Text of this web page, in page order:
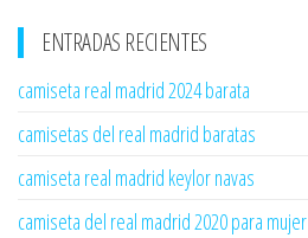
ENTRADAS RECIENTES
camiseta real madrid 2024 barata
camisetas del real madrid baratas
camiseta real madrid keylor navas
camiseta del real madrid 2020 para mujer